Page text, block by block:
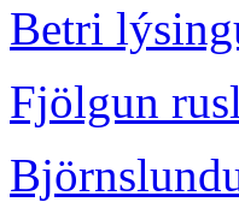
Betri
Fjölgun